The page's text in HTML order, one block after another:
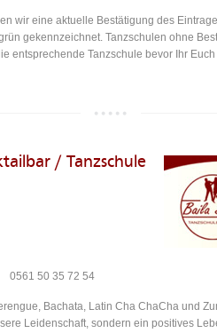
wir eine aktuelle Bestätigung des
gekennzeichnet. Tanzschulen ohne
entsprechende Tanzschule bevor Ihr
/ Tanzschule
0561 50 35 72 54
Bachata, Latin Cha ChaCha und
Leidenschaft, sondern ein positives